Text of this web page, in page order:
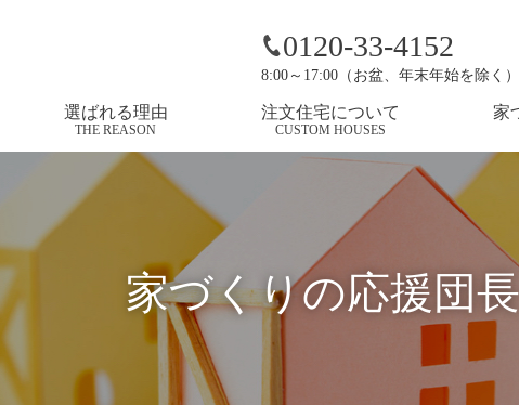
0120-33-4152
8:00～17:00（お盆、年末年始を除く）
選ばれる理由
THE REASON
注文住宅について
CUSTOM HOUSES
家
家づくりの応援団長